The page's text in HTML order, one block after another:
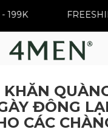
- 199K
ĐÔNG
CÁC